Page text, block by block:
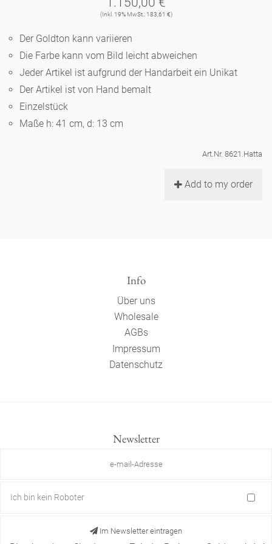
Porzellan
Ozean
klassische Musiker
zeitgenössische Musiker
Kleine Kaffeetasse 'Glam'
Runde Teller - weiß
Ovale Teller - weiß
Noël
Teekanne
Vasen 'de Luxe'
Vasen
Fressnapf
Goldener Käfig
Korb 'de Luxe'
Schalen 'de Luxe'
Hors d'Œvre
Bad
Schnickschnack
Präsentation
Spielen
Figuren
Alices Schachspiel 'de Luxe'
(Inkl. 19% MwSt.: 183,61 €)
Der Goldton kann variieren
Die Farbe kann vom Bild leicht abweichen
Jeder Artikel ist aufgrund der Handarbeit ein Unikat
Der Artikel ist von Hand bemalt
Einzelstück
Maße h: 41 cm, d: 13 cm
Art.Nr. 8621.Hatta
Add to my order
Info
Über uns
Wholesale
AGBs
Impressum
Datenschutz
Newsletter
Ich bin kein Roboter
Im Newsletter eintragen